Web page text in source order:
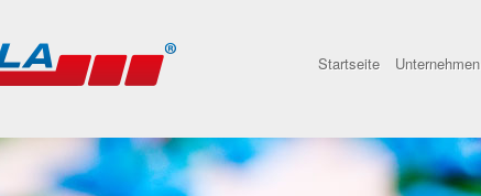
Startseite Unternehmen